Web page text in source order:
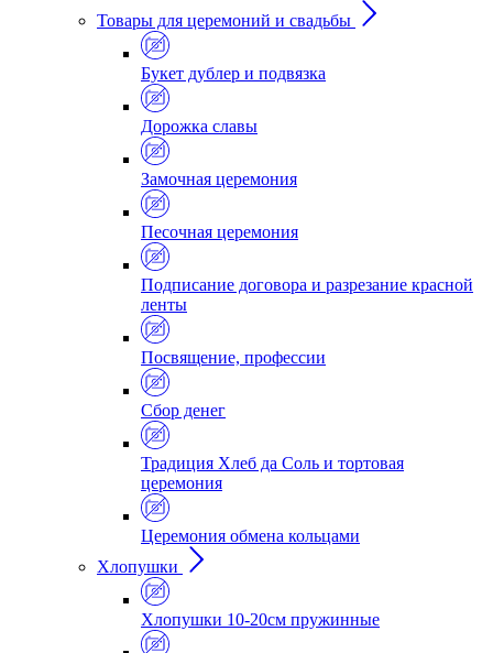
Товары для церемоний и свадьбы
Букет дублер и подвязка
Дорожка славы
Замочная церемония
Песочная церемония
Подписание договора и разрезание красной
ленты
Посвящение, профессии
Сбор денег
Традиция Хлеб да Соль и тортовая
церемония
Церемония обмена кольцами
Хлопушки
Хлопушки 10-20см пружинные